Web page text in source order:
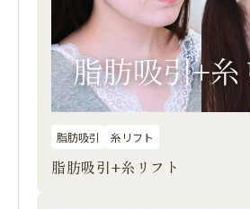
脂肪吸引 糸リフト
脂肪吸引+糸リフト